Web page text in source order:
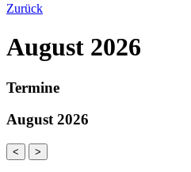
Zurück
August 2026
Termine
August 2026
< >